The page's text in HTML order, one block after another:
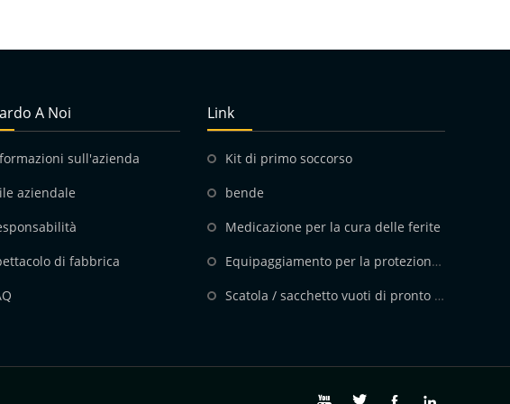
A Noi
sull'azienda
aziendale
di fabbrica
Link
Kit di primo soccorso
bende
Medicazione per la cura delle ferite
Equipaggiamento per la protezione personale
Scatola / sacchetto vuoti di pronto soccorso
   